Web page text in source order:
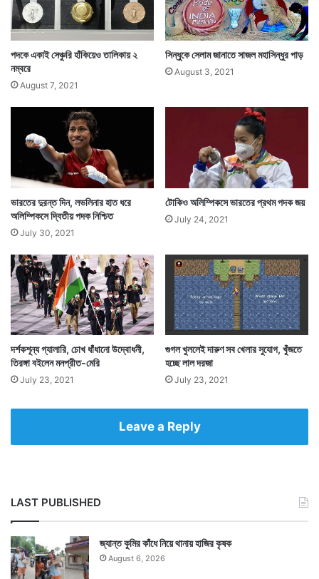
এরপর যদিও পরপর ২টি থ্রো মিস করেন নীরজ। পঞ্চম ও শেষ
থ্রো পৌঁছয় ৮৫ মিটারের নিচে। তাতে অবশ্য সমস্যা কিছু হয়নি।
কারণ অন্য কোনও প্রতিযোগী তাঁদের ৫ বারের চেষ্টায় ৮৭.৫৮
মিটারের ওপর ছুঁড়তে পারেননি।
পদকে একাই সেঞ্চুরি হাঁকিয়েও তালিকায় ২
নম্বরে
August 7, 2021
সিন্ধুকে সেলাম জানাতে সাজল মহাসিন্ধুর পাড়
August 3, 2021
ভারতের দুরন্ত দিন, লভলিনার হাত ধরে
অলিম্পিকসে দ্বিতীয় পদক নিশ্চিত
July 30, 2021
টোকিও অলিম্পিকসে ভারতের প্রথম পদক জয়
July 24, 2021
দর্শকশূন্য গ্যালারি, চোখ ধাঁধানো উদ্বোধনী,
তিরঙ্গা বইলেন মনপ্রীত-মেরি
July 23, 2021
গুগল খুললেই দারুণ সব খেলার সুযোগ, খুঁজতে
হচ্ছে লাল দরজা
July 23, 2021
Leave a Reply
LAST PUBLISHED
জ্যান্ত কুমির কাঁধে নিয়ে থানায় হাজির কৃষক
August 6, 2026